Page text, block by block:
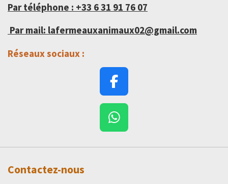
Partéléphone : +33 6 31 91 76 07
Par mail: lafermeauxanimaux02@gmail.com
Réseaux sociaux :
F
a
c
e
W
a
Contactez-nous